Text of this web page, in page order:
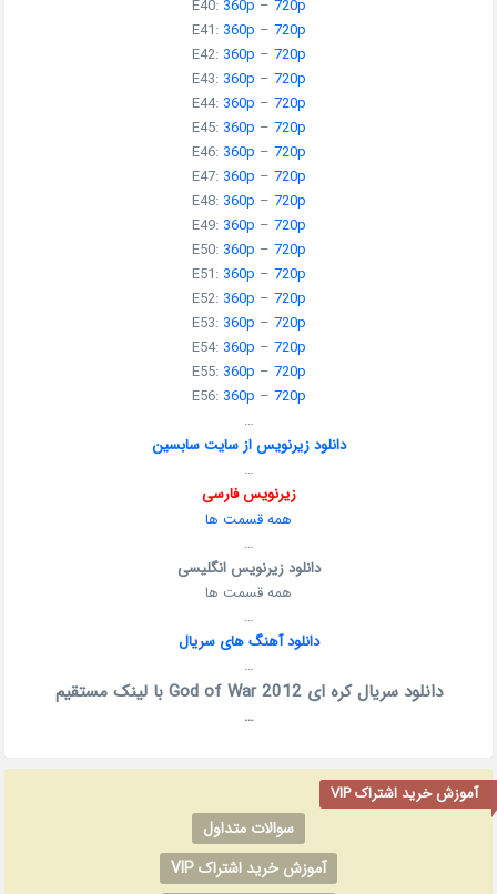
E40: 360p – 720p
E41: 360p – 720p
E42: 360p – 720p
E43: 360p – 720p
E44: 360p – 720p
E45: 360p – 720p
E46: 360p – 720p
E47: 360p – 720p
E48: 360p – 720p
E49: 360p – 720p
E50: 360p – 720p
E51: 360p – 720p
E52: 360p – 720p
E53: 360p – 720p
E54: 360p – 720p
E55: 360p – 720p
E56: 360p – 720p
…
دانلود زیرنویس از سایت سابسین
…
زیرنویس فارسی
همه قسمت ها
…
دانلود زیرنویس انگلیسی
همه قسمت ها
…
دانلود آهنگ های سریال
…
دانلود سریال کره ای God of War 2012 با لینک مستقیم
…
آموزش خرید اشتراک VIP
سوالات متداول
آموزش خرید اشتراک VIP